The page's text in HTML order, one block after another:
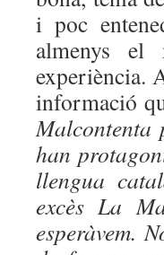
i poc
almenys el
experiència.
informació
Malcontenta
han
llengua
excès La
esperàvem.